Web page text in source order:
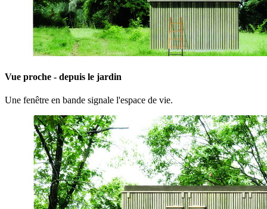
Vue proche - depuis le jardin
Une fenêtre en bande signale l'espace de vie.